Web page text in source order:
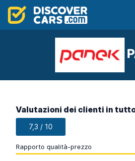
Valutazioni dei clienti in
7,3 / 10
Rapporto qualità-prezzo